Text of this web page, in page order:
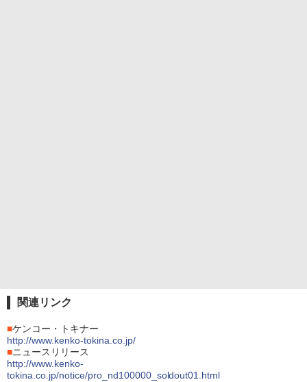
関連リンク
■ケンコー・トキナー
http://www.kenko-tokina.co.jp/
■ニュースリリース
http://www.kenko-
tokina.co.jp/notice/pro_nd100000_soldout01.html